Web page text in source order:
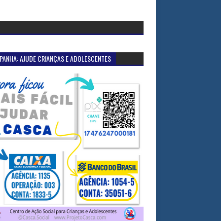
AJUDE CRIANÇAS E ADOLESCENTES